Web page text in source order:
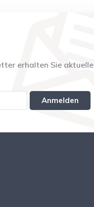
erhalten Sie aktuelle